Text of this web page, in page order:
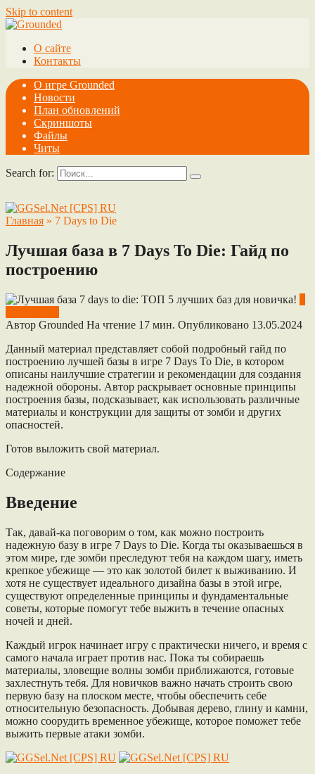
Skip to content
О сайте
Контакты
О игре Grounded
Новости
План обновлений
Скриншоты
Файлы
Читы
Search for:
Главная » 7 Days to Die
Лучшая база в 7 Days To Die: Гайд по
построению
Автор Grounded На чтение 17 мин. Опубликовано 13.05.2024
Данный материал представляет собой подробный гайд по
построению лучшей базы в игре 7 Days To Die, в котором
описаны наилучшие стратегии и рекомендации для создания
надежной обороны. Автор раскрывает основные принципы
построения базы, подсказывает, как использовать различные
материалы и конструкции для защиты от зомби и других
опасностей.
Готов выложить свой материал.
Содержание
Введение
Так, давай-ка поговорим о том, как можно построить
надежную базу в игре 7 Days to Die. Когда ты оказываешься в
этом мире, где зомби преследуют тебя на каждом шагу, иметь
крепкое убежище — это как золотой билет к выживанию. И
хотя не существует идеального дизайна базы в этой игре,
существуют определенные принципы и фундаментальные
советы, которые помогут тебе выжить в течение опасных
ночей и дней.
Каждый игрок начинает игру с практически ничего, и время с
самого начала играет против нас. Пока ты собираешь
материалы, зловещие волны зомби приближаются, готовые
захлестнуть тебя. Для новичков важно начать строить свою
первую базу на плоском месте, чтобы обеспечить себе
относительную безопасность. Добывая дерево, глину и камни,
можно соорудить временное убежище, которое поможет тебе
выжить первые атаки зомби.